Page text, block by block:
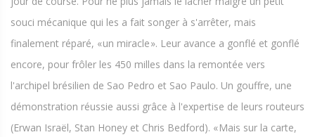
souci mécanique qui les a fait songer à s'arrêter, mais
finalement réparé, « un miracle ». Leur avance a gonflé et gonflé
encore, pour frôler les 450 milles dans la remontée vers
l'archipel brésilien de Sao Pedro et Sao Paulo. Un gouffre, une
démonstration réussie aussi grâce à l'expertise de leurs routeurs
(Erwan ­Israël, Stan Honey et Chris Bedford). « Mais sur la carte,